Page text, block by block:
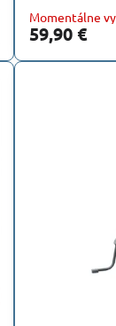
Momentálne
59,90 €